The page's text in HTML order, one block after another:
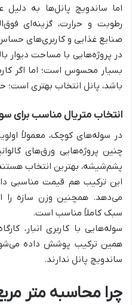
اما ساندویچ پانل‌ها به دلیل
رطوبت و حرارت، گزینه‌ای
صنایع غذایی و کاربری‌های
در پروژه‌هایی با مساحت دیوار
بسیار محسوس است؛ اما اگر
باشد، پانل انتخاب بهتری است؛
انتخاب متریال مناسب برای
در سوله‌های کوچک، معمولاً
چنین پروژه‌هایی ورق‌های
پشم‌شیشه، بهترین انتخاب
این ترکیب هم قیمت مناسبی
می‌دهد. همچنین وزن سازه را
سبک کاملاً مناسب است.
سوله‌هایی با کاربری انبار،
همین ترکیب پوشش داده
ساندویچ پانل ندارند.
چرا محاسبه متر